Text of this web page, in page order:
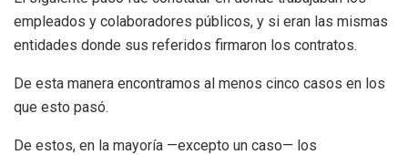
empleados y colaboradores públicos, y si eran las mismas
entidades donde sus referidos firmaron los contratos.
De esta manera encontramos al menos cinco casos en los
que esto pasó.
De estos, en la mayoría —excepto un caso— los